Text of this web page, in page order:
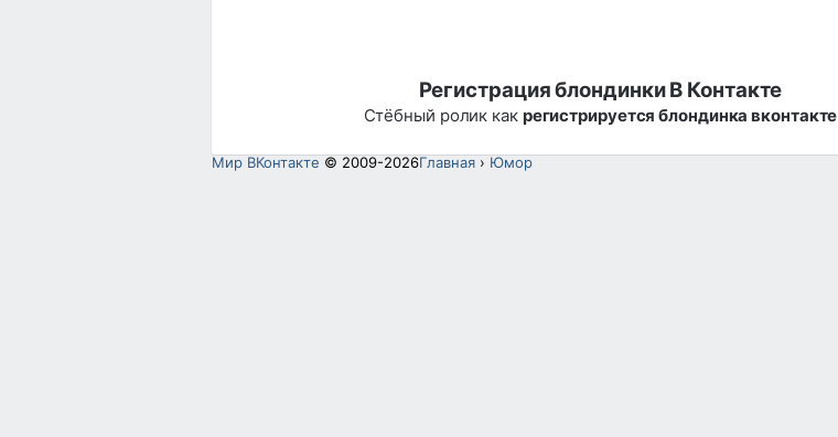
Регистрация блондинки В Контакте
Стёбный ролик как регистрируется блондинка вконтакте
Мир ВКонтакте © 2009-2026Главная › Юмор